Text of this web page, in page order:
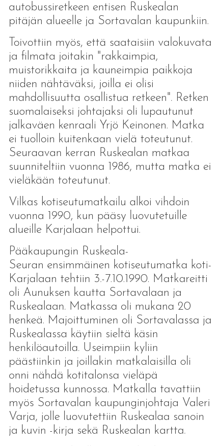
autobussiretkeen entisen Ruskealan
pitäjän alueelle ja Sortavalan kaupunkiin.
Toivottiin myös, että saataisiin valokuvata
ja filmata joitakin "rakkaimpia,
muistorikkaita ja kauneimpia paikkoja
niiden nähtäväksi, joilla ei olisi
mahdollisuutta osallistua retkeen". Retken
suomalaiseksi johtajaksi oli lupautunut
jalkaväen kenraali Yrjö Keinonen. Matka
ei tuolloin kuitenkaan vielä toteutunut.
Seuraavan kerran Ruskealan matkaa
suunniteltiin vuonna 1986, mutta matka ei
vieläkään toteutunut.
Vilkas kotiseutumatkailu alkoi vihdoin
vuonna 1990, kun pääsy luovutetuille
alueille Karjalaan helpottui.
Pääkaupungin Ruskeala-
Seuran ensimmäinen kotiseutumatka koti-
Karjalaan tehtiin 3.-7.10.1990. Matkareitti
oli Aunuksen kautta Sortavalaan ja
Ruskealaan. Matkassa oli mukana 20
henkeä. Majoittuminen oli Sortavalassa ja
Ruskealassa käytiin sieltä käsin
henkilöautoilla. Useimpiin kyliin
päästiinkin ja joillakin matkalaisilla oli
onni nähdä kotitalonsa vieläpä
hoidetussa kunnossa. Matkalla tavattiin
myös Sortavalan kaupunginjohtaja Valeri
Varja, jolle luovutettiin Ruskealaa sanoin
ja kuvin -kirja sekä Ruskealan kartta.